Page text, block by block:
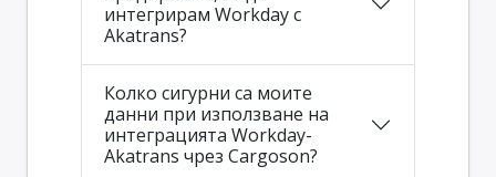
интегрирам Workday с
Akatrans?
Колко сигурни са моите
данни при използване на
интеграцията Workday-
Akatrans чрез Cargoson?